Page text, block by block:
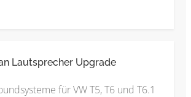
Lautsprecher Upgrade
für VW T5, T6 und T6.1